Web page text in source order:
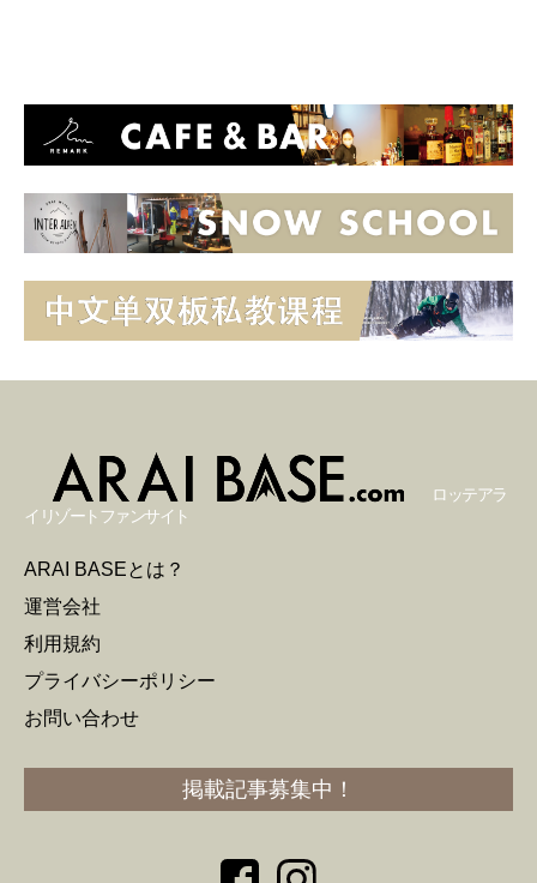
ロッテアラ
イリゾートファンサイト
ARAI BASEとは？
運営会社
利用規約
プライバシーポリシー
お問い合わせ
掲載記事募集中！